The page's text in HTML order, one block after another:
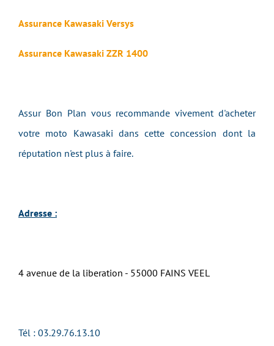
Assurance Kawasaki Versys
Assurance Kawasaki ZZR 1400
Assur Bon Plan vous recommande vivement d'acheter
votre moto Kawasaki dans cette concession dont la
réputation n'est plus à faire.
Adresse :
4 avenue de la liberation - 55000 FAINS VEEL
Tél : 03.29.76.13.10